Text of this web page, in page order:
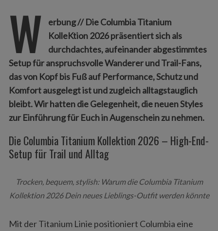
W
erbung // Die Columbia Titanium
KolleKtion 2026 präsentiert sich als
durchdachtes, aufeinander abgestimmtes
Setup für anspruchsvolle Wanderer und Trail-Fans,
das von Kopf bis Fuß auf Performance, Schutz und
Komfort ausgelegt ist und zugleich alltagstauglich
bleibt. Wir hatten die Gelegenheit, die neuen Styles
zur Einführung für Euch in Augenschein zu nehmen.
Die Columbia Titanium Kollektion 2026 – High-End-
Setup für Trail und Alltag
Trocken, bequem, stylish: Warum die Columbia Titanium
Kollektion 2026 Dein neues Lieblings-Outfit werden könnte
Mit der Titanium Linie positioniert Columbia eine